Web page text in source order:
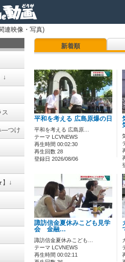
連映像・写真)
↓
ス
―つけ
↓
新着順
平和を考える 広島原爆の日
平和を考える 広島原…
テーマ LCVNEWS
再生時間 00:02:30
再生回数 28
登録日 2026/08/06
諏訪信金夏休みこども見学
会 金融…
諏訪信金夏休みこども…
テーマ LCVNEWS
再生時間 00:02:11